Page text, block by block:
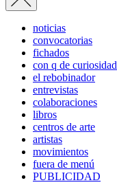
noticias
convocatorias
fichados
con q de curiosidad
el rebobinador
entrevistas
colaboraciones
libros
centros de arte
artistas
movimientos
fuera de menú
PUBLICIDAD